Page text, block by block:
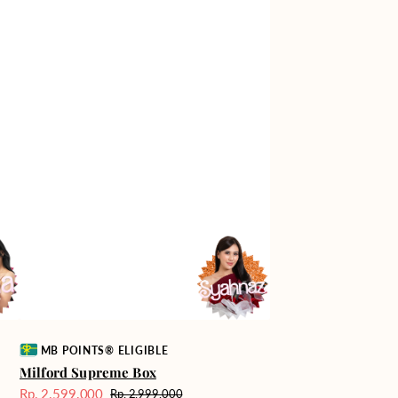
Vendor:MB POINTS® ELIGIBLE
Milford Supreme Box
Rp. 2.599.000 Rp. 2.999.000